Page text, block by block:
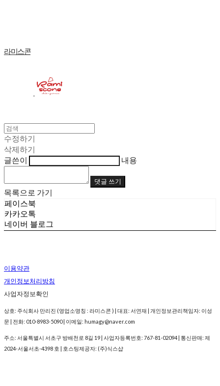
라미스콘
수정하기
삭제하기
글쓴이
내용
댓글 쓰기
목록으로 가기
페이스북
카카오톡
네이버 블로그
이용약관
개인정보처리방침
사업자정보확인
상호: 주식회사 만리진 (영업소명칭 : 라미스콘 ) | 대표: 서연재 | 개인정보관리책임자: 이성
문 | 전화: 010-8983-5090 | 이메일: humagy@naver.com
주소: 서울특별시 서초구 방배천로 8길 19 | 사업자등록번호: 767-81-02094 | 통신판매: 제
2024-서울서초-4398 호 | 호스팅제공자: (주)식스샵